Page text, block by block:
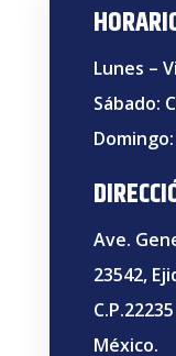
Lunes –
Sábado:
Domingo:
Ave.
23542,
México.